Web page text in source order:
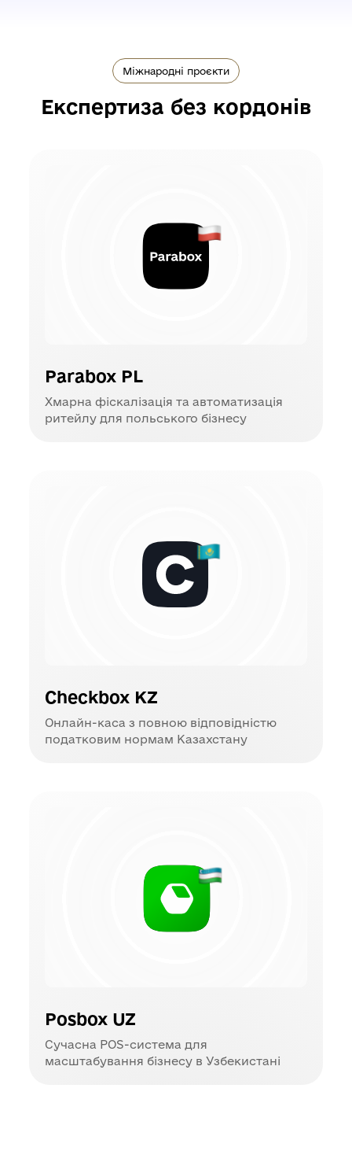
Міжнародні проєкти
Експертиза без кордонів
Parabox PL
Хмарна фіскалізація та автоматизація
ритейлу для польського бізнесу
Checkbox KZ
Онлайн-каса з повною відповідністю
податковим нормам Казахстану
Posbox UZ
Сучасна POS-система для
масштабування бізнесу в Узбекистані